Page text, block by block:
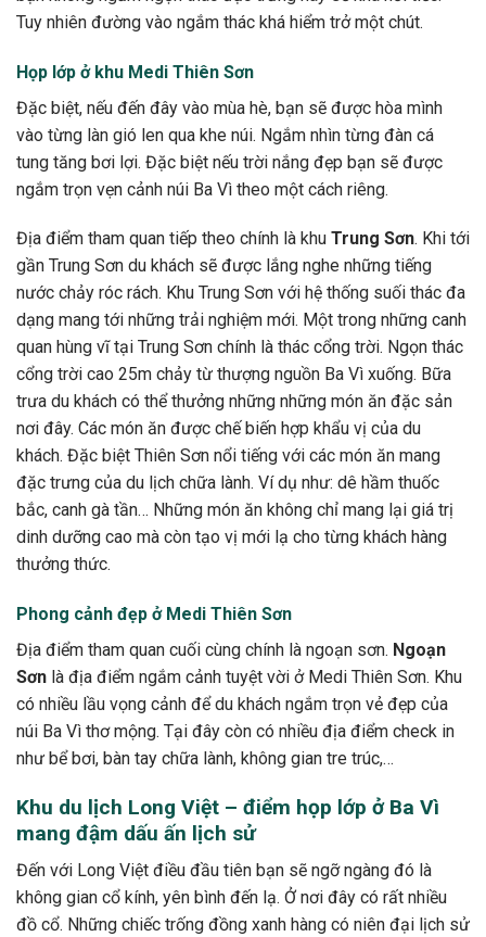
Tuy nhiên đường vào ngắm thác khá hiểm trở một chút.
Họp lớp ở khu Medi Thiên Sơn
Đặc biệt, nếu đến đây vào mùa hè, bạn sẽ được hòa mình
vào từng làn gió len qua khe núi. Ngắm nhìn từng đàn cá
tung tăng bơi lợi. Đặc biệt nếu trời nắng đẹp bạn sẽ được
ngắm trọn vẹn cảnh núi Ba Vì theo một cách riêng.
Địa điểm tham quan tiếp theo chính là khu Trung Sơn. Khi tới
gần Trung Sơn du khách sẽ được lắng nghe những tiếng
nước chảy róc rách. Khu Trung Sơn với hệ thống suối thác đa
dạng mang tới những trải nghiệm mới. Một trong những canh
quan hùng vĩ tại Trung Sơn chính là thác cổng trời. Ngọn thác
cổng trời cao 25m chảy từ thượng nguồn Ba Vì xuống. Bữa
trưa du khách có thể thưởng những những món ăn đặc sản
nơi đây. Các món ăn được chế biến hợp khẩu vị của du
khách. Đặc biệt Thiên Sơn nổi tiếng với các món ăn mang
đặc trưng của du lịch chữa lành. Ví dụ như: dê hầm thuốc
bắc, canh gà tần… Những món ăn không chỉ mang lại giá trị
dinh dưỡng cao mà còn tạo vị mới lạ cho từng khách hàng
thưởng thức.
Phong cảnh đẹp ở Medi Thiên Sơn
Địa điểm tham quan cuối cùng chính là ngoạn sơn. Ngoạn
Sơn là địa điểm ngắm cảnh tuyệt vời ở Medi Thiên Sơn. Khu
có nhiều lầu vọng cảnh để du khách ngắm trọn vẻ đẹp của
núi Ba Vì thơ mộng. Tại đây còn có nhiều địa điểm check in
như bể bơi, bàn tay chữa lành, không gian tre trúc,…
Khu du lịch Long Việt – điểm họp lớp ở Ba Vì
mang đậm dấu ấn lịch sử
Đến với Long Việt điều đầu tiên bạn sẽ ngỡ ngàng đó là
không gian cổ kính, yên bình đến lạ. Ở nơi đây có rất nhiều
đồ cổ. Những chiếc trống đồng xanh hàng có niên đại lịch sử